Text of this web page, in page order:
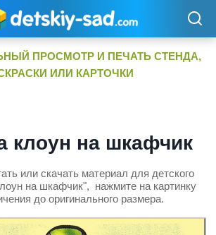
ПРОСМОТР И ПЕЧАТЬ СТЕНДА,
ИЛИ КАРТОЧКИ
клоун на шкафчик
или скачать материал для детского
на шкафчик", нажмите на картинку
до оригинального размера.